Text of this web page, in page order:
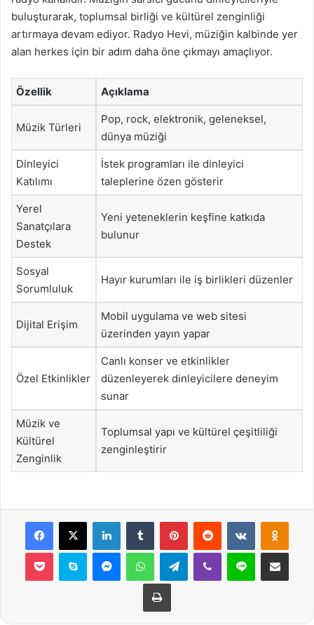
buluşturarak, toplumsal birliği ve kültürel zenginliği
artırmaya devam ediyor. Radyo Hevi, müziğin kalbinde yer
alan herkes için bir adım daha öne çıkmayı amaçlıyor.
Özellik Açıklama
Müzik Türleri
Pop, rock, elektronik, geleneksel,
dünya müziği
Dinleyici
Katılımı
İstek programları ile dinleyici
taleplerine özen gösterir
Yerel
Sanatçılara
Destek
Yeni yeteneklerin keşfine katkıda
bulunur
Sosyal
Sorumluluk
Hayır kurumları ile iş birlikleri düzenler
Dijital Erişim
Mobil uygulama ve web sitesi
üzerinden yayın yapar
Özel Etkinlikler
Canlı konser ve etkinlikler
düzenleyerek dinleyicilere deneyim
sunar
Müzik ve
Kültürel
Zenginlik
Toplumsal yapı ve kültürel çeşitliliği
zenginleştirir
Facebook
X LinkedInTumblr PinterestReddit VKontakte
Pocket Skype MessengerWhatsAppTelegramViber Line E-Posta ile
Yazdır